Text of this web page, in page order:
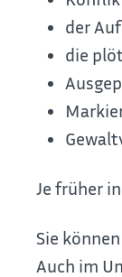
der
die
Je früher
Sie
Auch im